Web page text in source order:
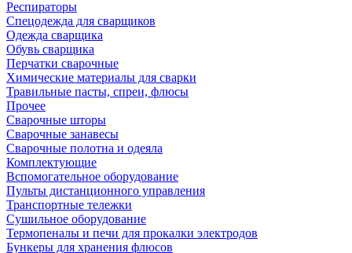
Респираторы
Спецодежда для сварщиков
Одежда сварщика
Обувь сварщика
Перчатки сварочные
Химические материалы для сварки
Травильные пасты, спреи, флюсы
Прочее
Сварочные шторы
Сварочные занавесы
Сварочные полотна и одеяла
Комплектующие
Вспомогательное оборудование
Пульты дистанционного управления
Транспортные тележки
Сушильное оборудование
Термопеналы и печи для прокалки электродов
Бункеры для хранения флюсов